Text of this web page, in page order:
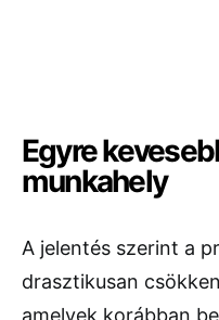
Egyre
munkahely
A jelentés szerint a
drasztikusan
amelyek korábban